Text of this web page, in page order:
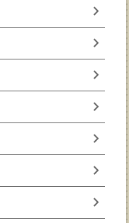
chevron_right
chevron_right
chevron_right
chevron_right
chevron_right
chevron_right
chevron_right